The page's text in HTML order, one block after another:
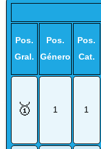
Pos.
Gral.
Pos.
Género
Pos.
Cat.
🥇 1 1